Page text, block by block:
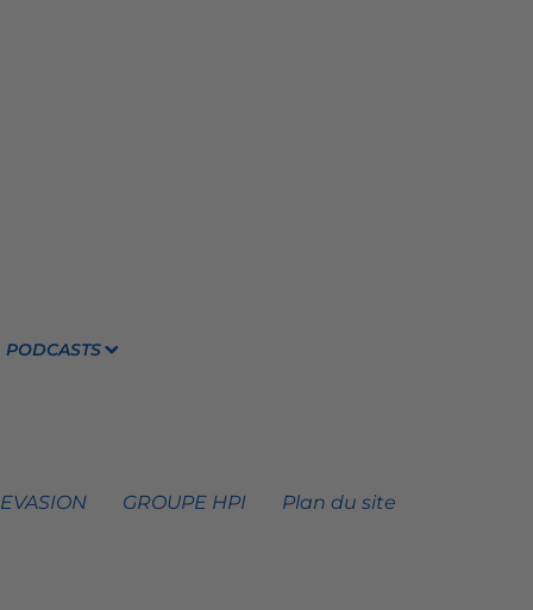
PODCASTS
GROUPE HPI Plan du site